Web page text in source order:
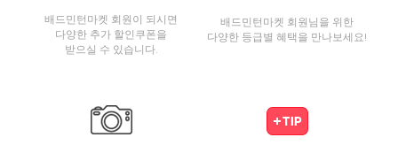
배드민턴마켓 회원이 되시면
다양한 추가 할인쿠폰을
받으실 수 있습니다.
배드민턴마켓 회원님을 위한
다양한 등급별 혜택을 만나보세요!